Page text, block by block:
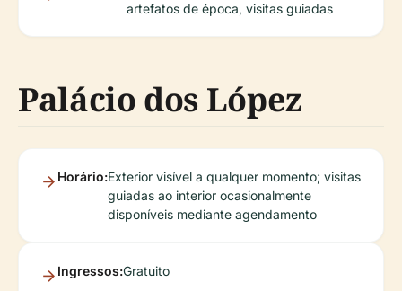
artefatos de época, visitas guiadas
Palácio dos López
Horário:Exterior visível a qualquer momento; visitas
guiadas ao interior ocasionalmente
disponíveis mediante agendamento
Ingressos:Gratuito